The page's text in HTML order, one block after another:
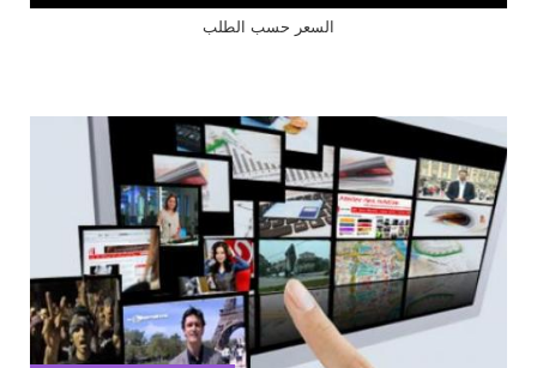
السعر حسب الطلب
Cover
illustration